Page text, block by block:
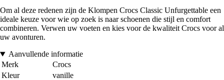
Om al deze redenen zijn de Klompen Crocs Classic Unfurgettable een
ideale keuze voor wie op zoek is naar schoenen die stijl en comfort
combineren. Verwen uw voeten en kies voor de kwaliteit Crocs voor al
uw avonturen.
Aanvullende informatie
Merk
Crocs
Kleur
vanille